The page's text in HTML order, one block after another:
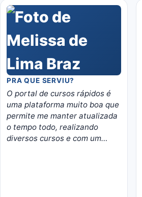
PRA QUE SERVIU?
O portal de cursos rápidos é
uma plataforma muito boa que
permite me manter atualizada
o tempo todo, realizando
diversos cursos e com um